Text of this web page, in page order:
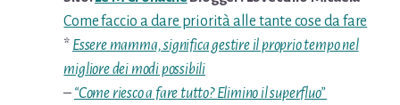
Come faccio a dare priorità alle tante cose da fare
* Essere mamma, significa gestire il proprio tempo nel
migliore dei modi possibili
– “Come riesco a fare tutto? Elimino il superfluo”